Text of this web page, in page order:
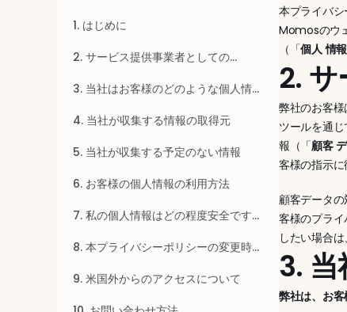
1. はじめに
2. サービス提供事業者としての
3. 当社はお客様のどのような個人情報
4. 当社が収集する情報の取得元
5. 当社が収集する予定のない情報
6. お客様の個人情報の利用方法
7. 私の個人情報はどの程度安全です
8. 本プライバシーポリシーの変更時の
9. 米国外からのアクセスについて
本プライバ
Momosのウ
（「個人情報
2.
弊社のお客
ツールを通
報（「顧客
客様の指示に
顧客データ
客様のプラ
したい場合
3.
弊社は、お